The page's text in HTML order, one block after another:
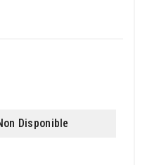
Disponible